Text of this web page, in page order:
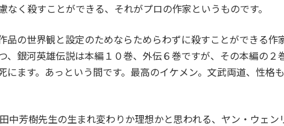
く殺すことができる、それがプロの作家というものです。
品の世界観と設定のためならためらわずに殺すことができる
、銀河英雄伝説は本編１０巻、外伝６巻ですが、その本編の２
にます。あっという間です。最高のイケメン。文武両道、性格
中芳樹先生の生まれ変わりか理想かと思われる、ヤン・ウェ